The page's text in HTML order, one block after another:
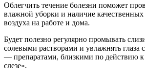
Облегчить течение болезни поможет
влажной уборки и наличие качественных
воздуха на работе и дома.
Будет полезно регулярно промывать
солевыми растворами и увлажнять глаза
— препаратами, близкими по действию к
слезе».